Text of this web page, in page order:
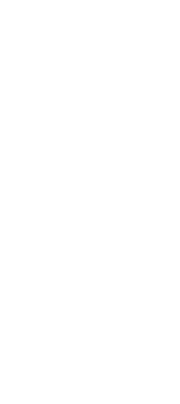
待ちしていま ···
登場です♪